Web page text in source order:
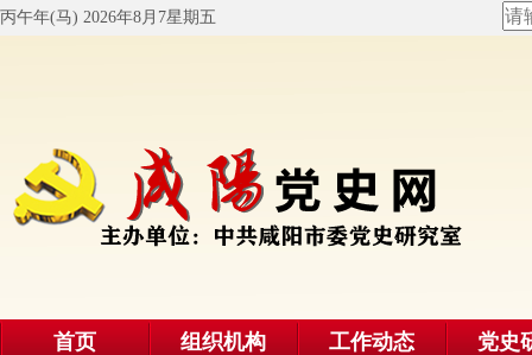
丙午年(马) 2026年8月7星期五
首页 组织机构 工作动态 党史